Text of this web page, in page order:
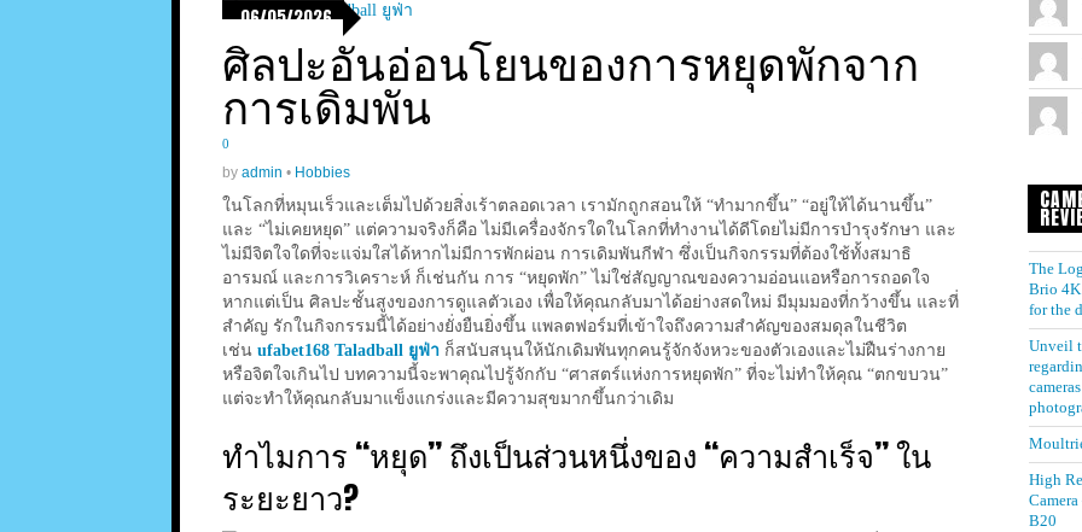
06/05/2026
ศิลปะอันอ่อนโยนของการหยุดพักจาก
การเดิมพัน
0
by admin • Hobbies
ในโลกที่หมุนเร็วและเต็มไปด้วยสิ่งเร้าตลอดเวลา เรามักถูกสอนให้ “ทำมากขึ้น” “อยู่ให้ได้นานขึ้น”
และ “ไม่เคยหยุด” แต่ความจริงก็คือ ไม่มีเครื่องจักรใดในโลกที่ทำงานได้ดีโดยไม่มีการบำรุงรักษา และ
ไม่มีจิตใจใดที่จะแจ่มใสได้หากไม่มีการพักผ่อน การเดิมพันกีฬา ซึ่งเป็นกิจกรรมที่ต้องใช้ทั้งสมาธิ
อารมณ์ และการวิเคราะห์ ก็เช่นกัน การ “หยุดพัก” ไม่ใช่สัญญาณของความอ่อนแอหรือการถอดใจ
หากแต่เป็น ศิลปะชั้นสูงของการดูแลตัวเอง เพื่อให้คุณกลับมาได้อย่างสดใหม่ มีมุมมองที่กว้างขึ้น และที่
สำคัญ รักในกิจกรรมนี้ได้อย่างยั่งยืนยิ่งขึ้น แพลตฟอร์มที่เข้าใจถึงความสำคัญของสมดุลในชีวิต
เช่น ufabet168 Taladball ยูฟ่า ก็สนับสนุนให้นักเดิมพันทุกคนรู้จักจังหวะของตัวเองและไม่ฝืนร่างกาย
หรือจิตใจเกินไป บทความนี้จะพาคุณไปรู้จักกับ “ศาสตร์แห่งการหยุดพัก” ที่จะไม่ทำให้คุณ “ตกขบวน”
แต่จะทำให้คุณกลับมาแข็งแกร่งและมีความสุขมากขึ้นกว่าเดิม
ทำไมการ “หยุด” ถึงเป็นส่วนหนึ่งของ “ความสำเร็จ” ใน
ระยะยาว?
The
Brio 4K
for the
Unveil
High
B20